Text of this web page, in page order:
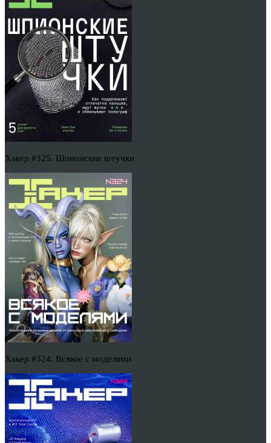
Хакер #325. Шпионские штучки
Хакер #324. Всякое с моделями